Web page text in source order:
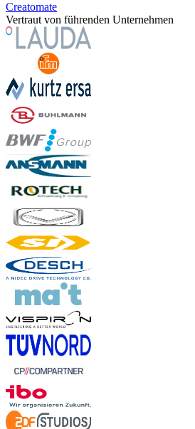
Creatomate
Vertraut von führenden Unternehmen